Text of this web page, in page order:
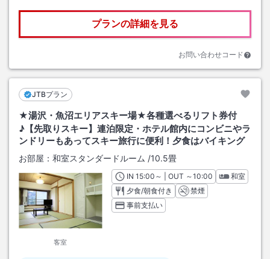
プランの詳細を見る
お問い合わせコード
JTBプラン
★湯沢・魚沼エリアスキー場★各種選べるリフト券付
♪【先取りスキー】連泊限定・ホテル館内にコンビニやラ
ンドリーもあってスキー旅行に便利！夕食はバイキング
お部屋： 和室スタンダードルーム /10.5畳
客室
INチェックイン
15:00 ～ | OUT チェックアウト
～10:00
和室
夕食/朝食付き
禁煙
事前支払い